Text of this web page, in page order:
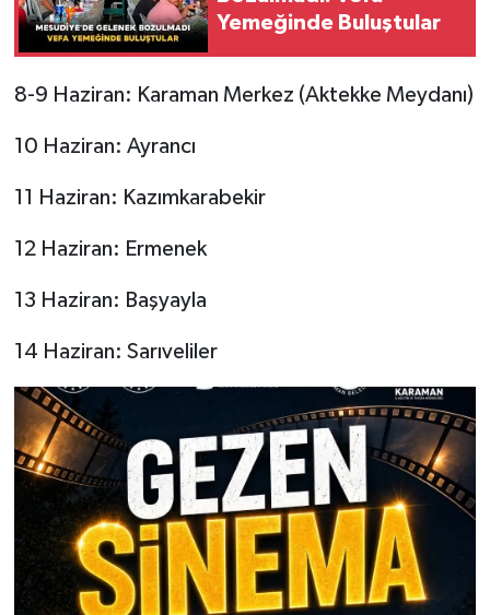
Yemeğinde Buluştular
8-9 Haziran: Karaman Merkez (Aktekke Meydanı)
10 Haziran: Ayrancı
11 Haziran: Kazımkarabekir
12 Haziran: Ermenek
13 Haziran: Başyayla
14 Haziran: Sarıveliler